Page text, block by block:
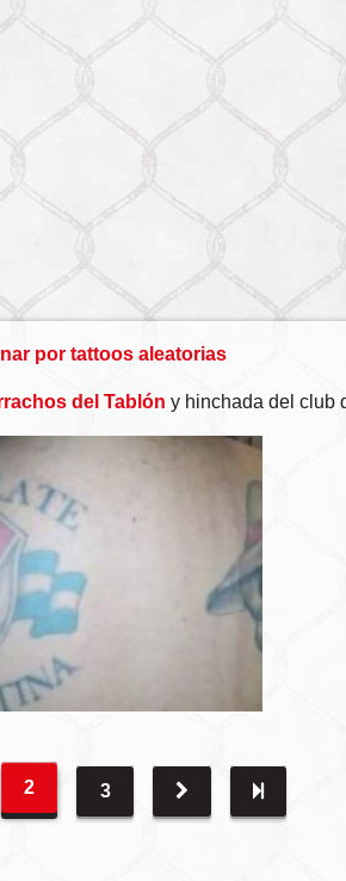
por tattoos aleatorias
del Tablón y hinchada del club
2 3